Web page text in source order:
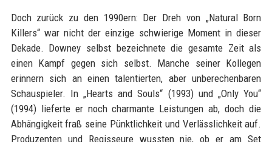
Doch zurück zu den 1990ern: Der Dreh von „Natural Born
Killers“ war nicht der einzige schwierige Moment in dieser
Dekade. Downey selbst bezeichnete die gesamte Zeit als
einen Kampf gegen sich selbst. Manche seiner Kollegen
erinnern sich an einen talentierten, aber unberechenbaren
Schauspieler. In „Hearts and Souls“ (1993) und „Only You“
(1994) lieferte er noch charmante Leistungen ab, doch die
Abhängigkeit fraß seine Pünktlichkeit und Verlässlichkeit auf.
Produzenten und Regisseure wussten nie, ob er am Set